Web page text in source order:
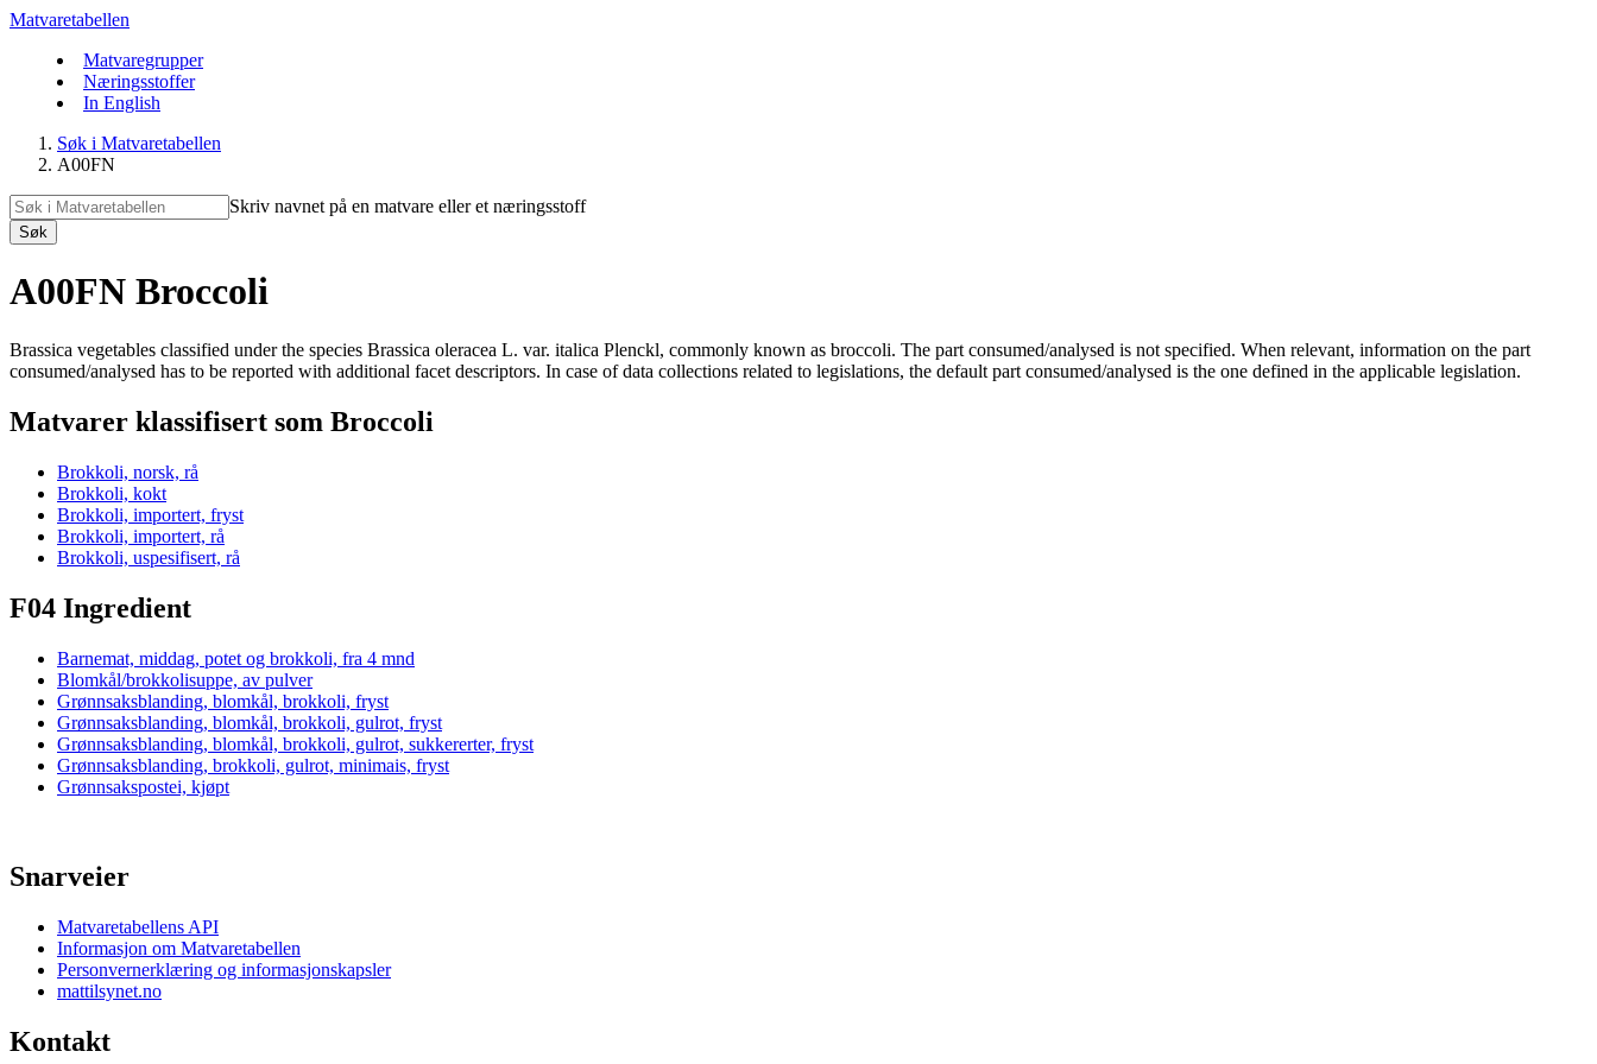
Matvaretabellen
Matvaregrupper
Næringsstoffer
In English
Søk i Matvaretabellen
A00FN
Skriv navnet på en matvare eller et næringsstoff
Søk
A00FN Broccoli
Brassica vegetables classified under the species Brassica oleracea L. var. italica Plenckl, commonly known as broccoli. The part consumed/analysed is not specified. When relevant, information on the part
consumed/analysed has to be reported with additional facet descriptors. In case of data collections related to legislations, the default part consumed/analysed is the one defined in the applicable legislation.
Matvarer klassifisert som Broccoli
Brokkoli, norsk, rå
Brokkoli, kokt
Brokkoli, importert, fryst
Brokkoli, importert, rå
Brokkoli, uspesifisert, rå
F04 Ingredient
Barnemat, middag, potet og brokkoli, fra 4 mnd
Blomkål/brokkolisuppe, av pulver
Grønnsaksblanding, blomkål, brokkoli, fryst
Grønnsaksblanding, blomkål, brokkoli, gulrot, fryst
Grønnsaksblanding, blomkål, brokkoli, gulrot, sukkererter, fryst
Grønnsaksblanding, brokkoli, gulrot, minimais, fryst
Grønnsakspostei, kjøpt
Snarveier
Matvaretabellens API
Informasjon om Matvaretabellen
Personvernerklæring og informasjonskapsler
mattilsynet.no
Kontakt